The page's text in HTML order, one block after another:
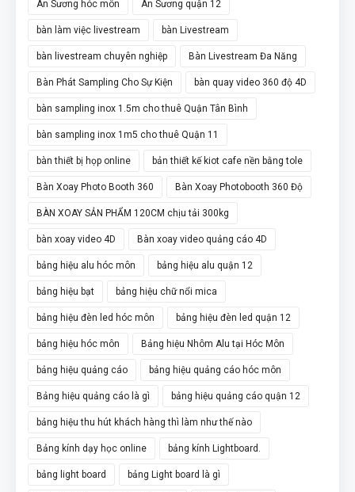
An Sương hóc môn An Sương quận 12
bàn làm việc livestream bàn Livestream
bàn livestream chuyên nghiệp Bàn Livestream Đa Năng
Bàn Phát Sampling Cho Sự Kiện bàn quay video 360 độ 4D
bàn sampling inox 1.5m cho thuê Quận Tân Bình
bàn sampling inox 1m5 cho thuê Quận 11
bàn thiết bị họp online bản thiết kế kiot cafe nền bằng tole
Bàn Xoay Photo Booth 360 Bàn Xoay Photobooth 360 Độ
BÀN XOAY SẢN PHẨM 120CM chịu tải 300kg
bàn xoay video 4D Bàn xoay video quảng cáo 4D
bảng hiệu alu hóc môn bảng hiệu alu quận 12
bảng hiệu bạt bảng hiệu chữ nổi mica
bảng hiệu đèn led hóc môn bảng hiệu đèn led quận 12
bảng hiệu hóc môn Bảng hiệu Nhôm Alu tại Hóc Môn
bảng hiệu quảng cáo bảng hiệu quảng cáo hóc môn
Bảng hiệu quảng cáo là gì bảng hiệu quảng cáo quận 12
bảng hiệu thu hút khách hàng thì làm như thế nào
Bảng kính dạy học online bảng kính Lightboard.
bảng light board bảng Light board là gì